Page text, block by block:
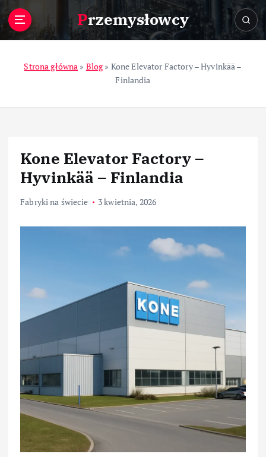
Przemysłowcy
Strona główna » Blog» Kone Elevator Factory – Hyvinkää –
Finlandia
Kone Elevator Factory –
Hyvinkää – Finlandia
Fabryki na świecie 3 kwietnia, 2026